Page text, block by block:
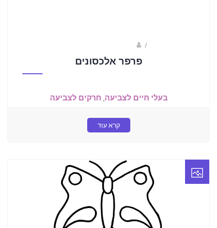
/
פרפר אלכסונים
בעלי חיים לצביעה, חרקים לצביעה
קרא עוד